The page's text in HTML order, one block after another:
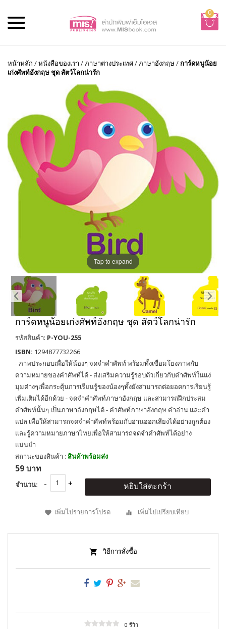
0
หน้าหลัก /หนังสือของเรา /ภาษาต่างประเทศ/ภาษาอังกฤษ /การ์ดหนูน้อย
เก่งศัพท์อังกฤษ ชุด สัตว์โลกน่ารัก
Tap to expand
การ์ดหนูน้อยเก่งศัพท์อังกฤษ ชุด สัตว์โลกน่ารัก
รหัสสินค้า: P-YOU-255
ISBN: 1294877732266
- ภาพประกอบเพื่อให้น้องๆ จดจำคำศัพท์ พร้อมทั้งเชื่อมโยงภาพกับ
ความหมายของคำศัพท์ได้ - ส่งเสริมความรู้รอบตัวเกี่ยวกับคำศัพท์ในแง่
มุมต่างๆเพื่อกระตุ้นการเรียนรู้ของน้องๆทั้งยังสามารถต่อยอดการเรียนรู้
เพิ่มเติมได้อีกด้วย - จดจำคำศัพท์ภาษาอังกฤษ และสามารถฝึกประสม
คำศัพท์นั้นๆ เป็นภาษาอังกฤษได้ - คำศัพท์ภาษาอังกฤษ คำอ่าน และคำ
แปล เพื่อให้สามารถจดจำคำศัพท์พร้อมกับอ่านออกเสียงได้อย่างถูกต้อง
และรู้ความหมายภาษาไทยเพื่อให้สามารถจดจำคำศัพท์ได้อย่าง
แม่นยำ
สถานะของสินค้า : สินค้าพร้อมส่ง
59 บาท
จำนวน: หยิบใส่ตะกร้า
เพิ่มไปรายการโปรด เพิ่มไปเปรียบเทียบ
วิธีการสั่งซื้อ
0 รีวิว